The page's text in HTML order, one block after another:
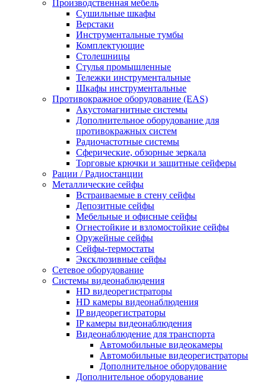
Производственная мебель
Cушильные шкафы
Верстаки
Инструментальные тумбы
Комплектующие
Столешницы
Стулья промышленные
Тележки инструментальные
Шкафы инструментальные
Противокражное оборудование (EAS)
Акустомагнитные системы
Дополнительное оборудование для
противокражных систем
Радиочастотные системы
Сферические, обзорные зеркала
Торговые крючки и защитные сейферы
Рации / Радиостанции
Металлические сейфы
Встраиваемые в стену сейфы
Депозитные сейфы
Мебельные и офисные сейфы
Огнестойкие и взломостойкие сейфы
Оружейные сейфы
Сейфы-термостаты
Эксклюзивные сейфы
Сетевое оборудование
Системы видеонаблюдения
HD видеорегистраторы
HD камеры видеонаблюдения
IP видеорегистраторы
IP камеры видеонаблюдения
Видеонаблюдение для транспорта
Автомобильные видеокамеры
Автомобильные видеорегистраторы
Дополнительное оборудование
Дополнительное оборудование